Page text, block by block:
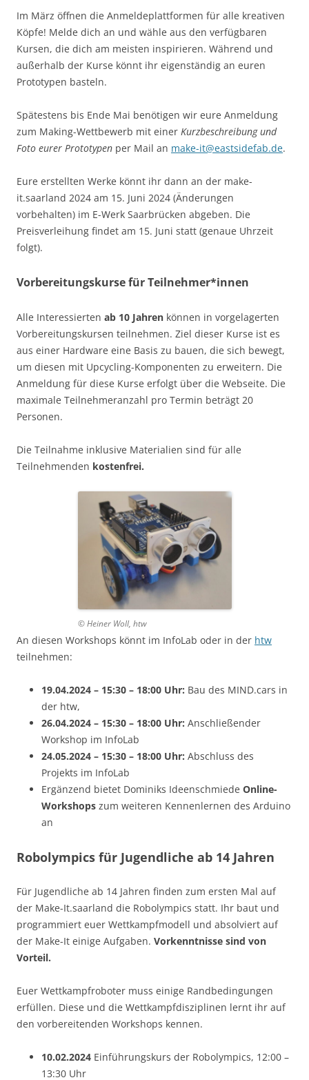
Im März öffnen die Anmeldeplattformen für alle kreativen
Köpfe! Melde dich an und wähle aus den verfügbaren
Kursen, die dich am meisten inspirieren. Während und
außerhalb der Kurse könnt ihr eigenständig an euren
Prototypen basteln.
Spätestens bis Ende Mai benötigen wir eure Anmeldung
zum Making-Wettbewerb mit einer Kurzbeschreibung und
Foto eurer Prototypen per Mail an make-it@eastsidefab.de.
Eure erstellten Werke könnt ihr dann an der make-
it.saarland 2024 am 15. Juni 2024 (Änderungen
vorbehalten) im E-Werk Saarbrücken abgeben. Die
Preisverleihung findet am 15. Juni statt (genaue Uhrzeit
folgt).
Vorbereitungskurse für Teilnehmer*innen
Alle Interessierten ab 10 Jahren können in vorgelagerten
Vorbereitungskursen teilnehmen. Ziel dieser Kurse ist es
aus einer Hardware eine Basis zu bauen, die sich bewegt,
um diesen mit Upcycling-Komponenten zu erweitern. Die
Anmeldung für diese Kurse erfolgt über die Webseite. Die
maximale Teilnehmeranzahl pro Termin beträgt 20
Personen.
Die Teilnahme inklusive Materialien sind für alle
Teilnehmenden kostenfrei.
© Heiner Woll, htw
An diesen Workshops könnt im InfoLab oder in der htw
teilnehmen:
19.04.2024 – 15:30 – 18:00 Uhr: Bau des MIND.cars in
der htw,
26.04.2024 – 15:30 – 18:00 Uhr: Anschließender
Workshop im InfoLab
24.05.2024 – 15:30 – 18:00 Uhr: Abschluss des
Projekts im InfoLab
Ergänzend bietet Dominiks Ideenschmiede Online-
Workshops zum weiteren Kennenlernen des Arduino
an
Robolympics für Jugendliche ab 14 Jahren
Für Jugendliche ab 14 Jahren finden zum ersten Mal auf
der Make-It.saarland die Robolympics statt. Ihr baut und
programmiert euer Wettkampfmodell und absolviert auf
der Make-It einige Aufgaben. Vorkenntnisse sind von
Vorteil.
Euer Wettkampfroboter muss einige Randbedingungen
erfüllen. Diese und die Wettkampfdisziplinen lernt ihr auf
den vorbereitenden Workshops kennen.
10.02.2024 Einführungskurs der Robolympics, 12:00 –
13:30 Uhr